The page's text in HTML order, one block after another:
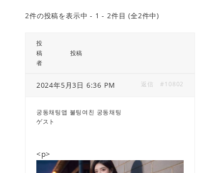
2件の投稿を表示中 - 1 - 2件目 (全2件中)
投
稿
者
投稿
2024年5月3日 6:36 PM #10802
返信
궁동채팅앱 불팅여친 궁동채팅
ゲスト
<p>